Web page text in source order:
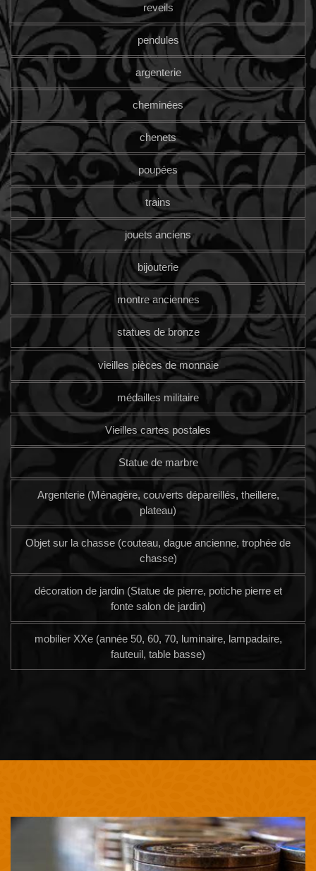
reveils
pendules
argenterie
cheminées
chenets
poupées
trains
jouets anciens
bijouterie
montre anciennes
statues de bronze
vieilles pièces de monnaie
médailles militaire
Vieilles cartes postales
Statue de marbre
Argenterie (Ménagère, couverts dépareillés, theillere,
plateau)
Objet sur la chasse (couteau, dague ancienne, trophée de
chasse)
décoration de jardin (Statue de pierre, potiche pierre et
fonte salon de jardin)
mobilier XXe (année 50, 60, 70, luminaire, lampadaire,
fauteuil, table basse)